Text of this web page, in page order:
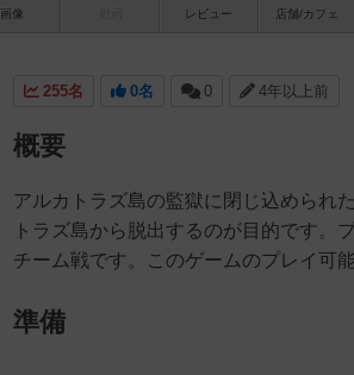
画像 レビュー 店舗/カフェ
255名 0名 0 4年以上前
概要
アルカトラズ島の監獄に閉じ込められ
トラズ島から脱出するのが目的です。
チーム戦です。このゲームのプレイ可
準備